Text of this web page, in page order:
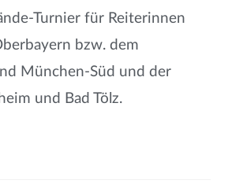
Turnier für Reiterinnen
bzw. dem
München-Süd und der
und Bad Tölz.